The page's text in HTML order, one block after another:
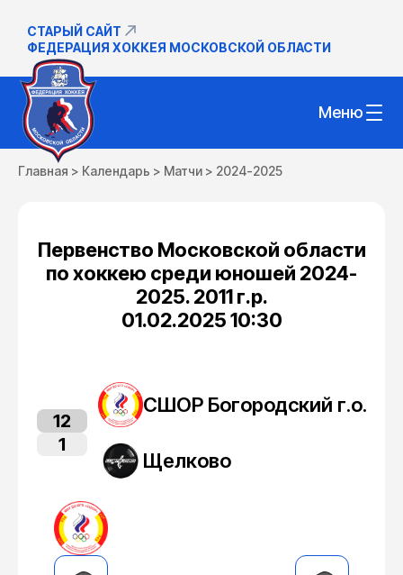
СТАРЫЙ САЙТ
ФЕДЕРАЦИЯ ХОККЕЯ МОСКОВСКОЙ ОБЛАСТИ
Меню
Главная > Календарь > Матчи > 2024-2025
Первенство Московской области
по хоккею среди юношей 2024-
2025. 2011 г.р.
01.02.2025 10:30
СШОР Богородский г.о.
12
1
Щелково